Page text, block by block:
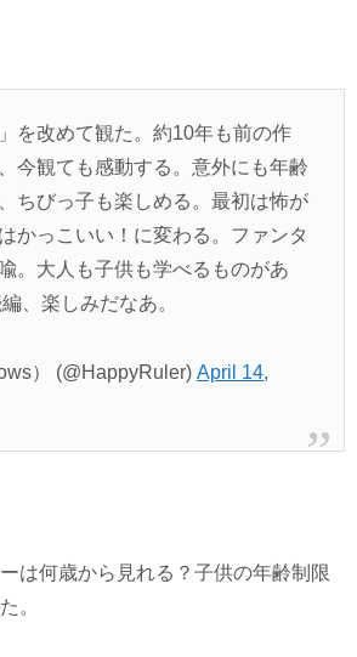
を改めて観た。約10年も前の作
今観ても感動する。意外にも年齢
ちびっ子も楽しめる。最初は怖が
かっこいい！に変わる。ファンタ
。大人も子供も学べるものがあ
、楽しみだなあ。
） (@HappyRuler) April 14,
は何歳から見れる？子供の年齢制限
。